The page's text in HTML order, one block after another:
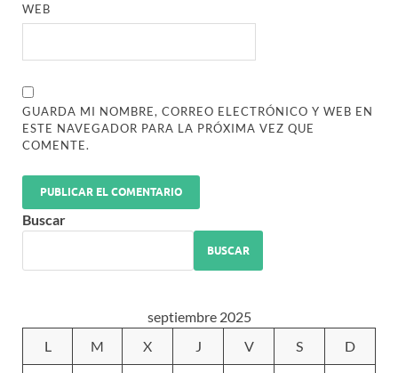
WEB
GUARDA MI NOMBRE, CORREO ELECTRÓNICO Y WEB EN
ESTE NAVEGADOR PARA LA PRÓXIMA VEZ QUE
COMENTE.
Buscar
BUSCAR
septiembre 2025
L
M X J V S D